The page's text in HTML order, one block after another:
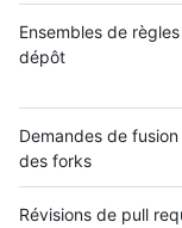
Ensembles de
dépôt
Demandes de
des forks
Révisions de pull